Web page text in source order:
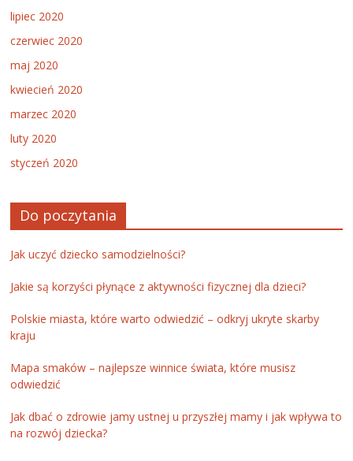
lipiec 2020
czerwiec 2020
maj 2020
kwiecień 2020
marzec 2020
luty 2020
styczeń 2020
Do poczytania
Jak uczyć dziecko samodzielności?
Jakie są korzyści płynące z aktywności fizycznej dla dzieci?
Polskie miasta, które warto odwiedzić – odkryj ukryte skarby
kraju
Mapa smaków – najlepsze winnice świata, które musisz
odwiedzić
Jak dbać o zdrowie jamy ustnej u przyszłej mamy i jak wpływa to
na rozwój dziecka?